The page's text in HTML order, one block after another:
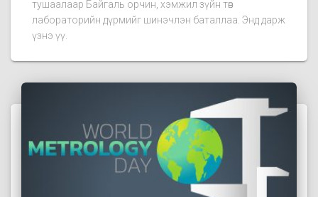
тушаалаар Байгаль орчин, хэмжил зүйн төв
лабораторийн дүрмийг шинэчлэн баталлаа. Энд дарж
үзнэ үү.